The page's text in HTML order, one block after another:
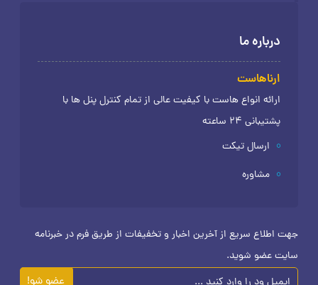
درباره ما
ارناهاست
ارائه انواع هاست با کیفیت عالی از تمام کنترل پنل ها با
پشتیبانی 24 ساعته
ارسال تیکت
مشاوره
جهت اطلاع سریع از آخرین اخبار و تخفیفات از طریق فرم در خبرنامه
سایت عضو شوید.